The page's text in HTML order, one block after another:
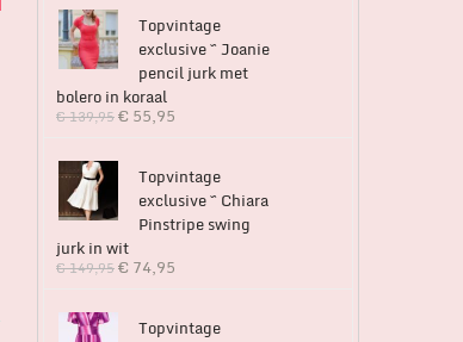
Topvintage
exclusive ~ Joanie
pencil jurk met
bolero in koraal
€139,95€ 55,95
Topvintage
exclusive ~ Chiara
Pinstripe swing
jurk in wit
€149,95€ 74,95
Topvintage